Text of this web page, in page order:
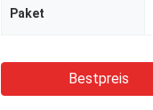
Paket
Bestpreis